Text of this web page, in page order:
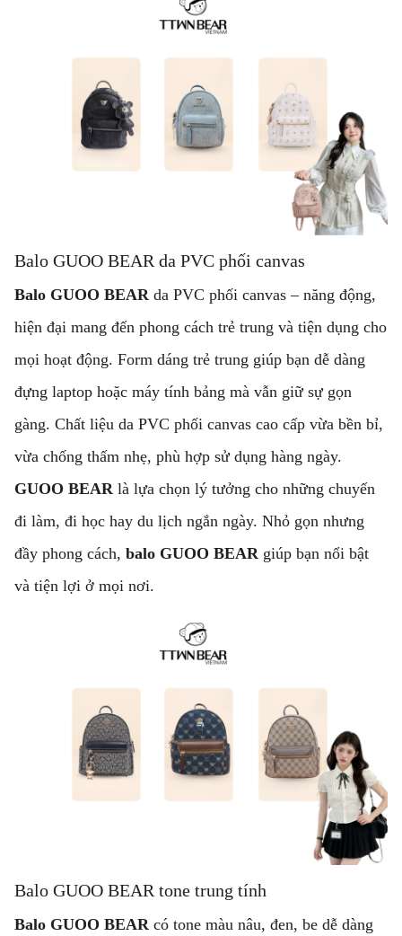
Balo GUOO BEAR da PVC phối canvas
Balo GUOO BEAR da PVC phối canvas – năng động,
hiện đại mang đến phong cách trẻ trung và tiện dụng cho
mọi hoạt động. Form dáng trẻ trung giúp bạn dễ dàng
đựng laptop hoặc máy tính bảng mà vẫn giữ sự gọn
gàng. Chất liệu da PVC phối canvas cao cấp vừa bền bỉ,
vừa chống thấm nhẹ, phù hợp sử dụng hàng ngày.
GUOO BEAR là lựa chọn lý tưởng cho những chuyến
đi làm, đi học hay du lịch ngắn ngày. Nhỏ gọn nhưng
đầy phong cách, balo GUOO BEAR giúp bạn nổi bật
và tiện lợi ở mọi nơi.
Balo GUOO BEAR tone trung tính
Balo GUOO BEAR có tone màu nâu, đen, be dễ dàng